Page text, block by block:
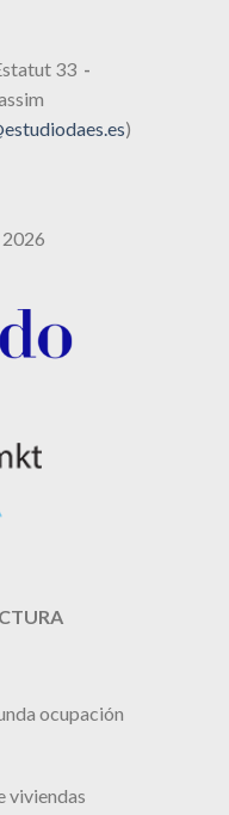
33 -
)
ocupación
viviendas